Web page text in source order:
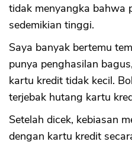
tidak menyangka bahwa
sedemikian tinggi.
Saya banyak bertemu
punya penghasilan
kartu kredit tidak kecil.
terjebak hutang kartu
Setelah dicek, kebiasan
dengan kartu kredit